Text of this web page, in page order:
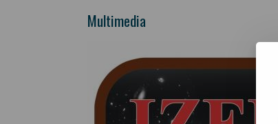
Multimedia